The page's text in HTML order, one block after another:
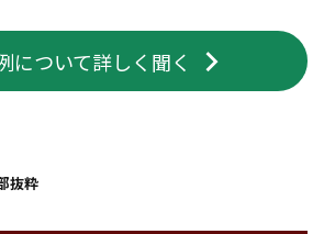
について詳しく聞く
抜粋